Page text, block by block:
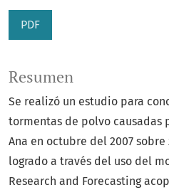
PDF
Resumen
Se realizó un estudio para
tormentas de polvo causadas
Ana en octubre del 2007 sobre
logrado a través del uso del
Research and Forecasting